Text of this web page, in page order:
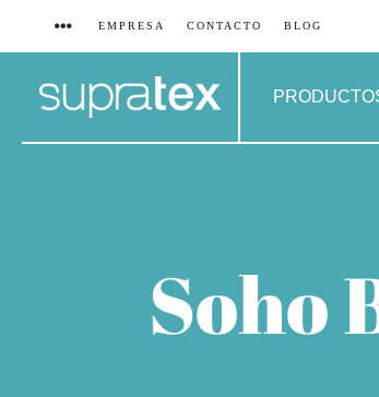
contenido
EMPRESA CONTACTO BLOG
Soho